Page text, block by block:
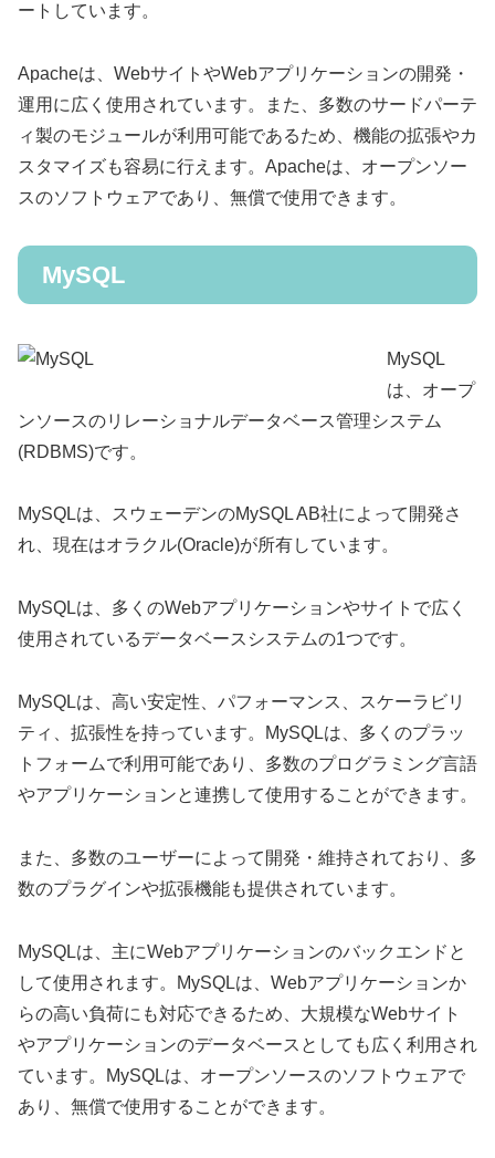
ートしています。
Apacheは、WebサイトやWebアプリケーションの開発・
運用に広く使用されています。また、多数のサードパーテ
ィ製のモジュールが利用可能であるため、機能の拡張やカ
スタマイズも容易に行えます。Apacheは、オープンソー
スのソフトウェアであり、無償で使用できます。
MySQL
MySQL
は、オープ
ンソースのリレーショナルデータベース管理システム
(RDBMS)です。
MySQLは、スウェーデンのMySQL AB社によって開発さ
れ、現在はオラクル(Oracle)が所有しています。
MySQLは、多くのWebアプリケーションやサイトで広く
使用されているデータベースシステムの1つです。
MySQLは、高い安定性、パフォーマンス、スケーラビリ
ティ、拡張性を持っています。MySQLは、多くのプラッ
トフォームで利用可能であり、多数のプログラミング言語
やアプリケーションと連携して使用することができます。
また、多数のユーザーによって開発・維持されており、多
数のプラグインや拡張機能も提供されています。
MySQLは、主にWebアプリケーションのバックエンドと
して使用されます。MySQLは、Webアプリケーションか
らの高い負荷にも対応できるため、大規模なWebサイト
やアプリケーションのデータベースとしても広く利用され
ています。MySQLは、オープンソースのソフトウェアで
あり、無償で使用することができます。